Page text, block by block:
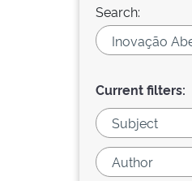
Search:
Current filters: